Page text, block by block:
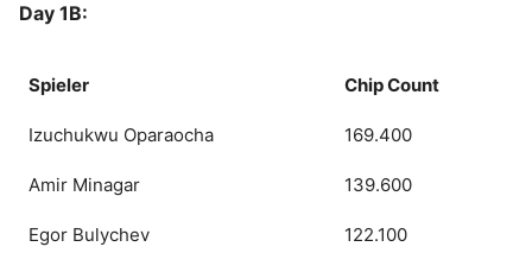
Day 1B:
Spieler Chip Count
Izuchukwu Oparaocha 169.400
Amir Minagar 139.600
Egor Bulychev 122.100